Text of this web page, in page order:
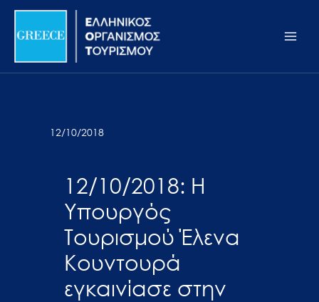
Σημείωση:
ιστότοπος
προσβασιμότητας.
Μετάβαση
περιεχόμενο
12/10/2018
12/10/2018: Η
Υπουργός
Τουρισμού Έλενα
Κουντουρά
εγκαινίασε στην